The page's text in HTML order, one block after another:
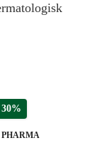
PHARMA